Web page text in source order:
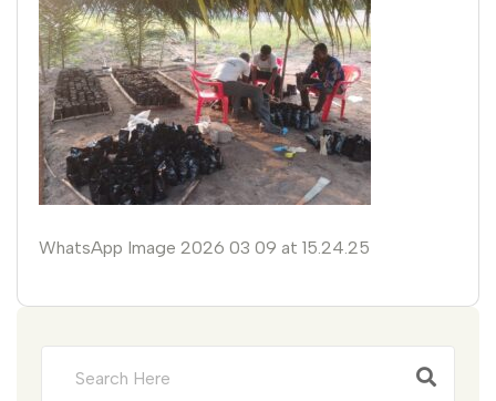
WhatsApp Image 2026 03 09 at 15.24.25